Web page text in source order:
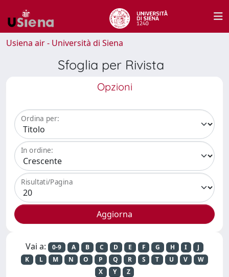
Usiena air - Università di Siena
Sfoglia per Rivista
Opzioni
Ordina per:
In ordine:
Risultati/Pagina
Vai a: 0-9 A B C D E F G H I
J
K
L M N O P Q R S T U V
W
X
Y Z